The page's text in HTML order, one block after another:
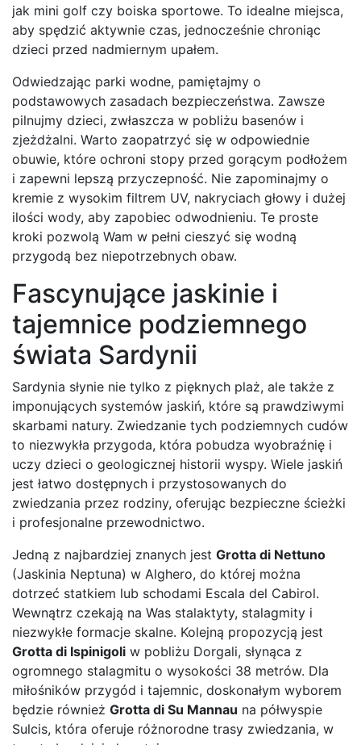
jak mini golf czy boiska sportowe. To idealne miejsca,
aby spędzić aktywnie czas, jednocześnie chroniąc
dzieci przed nadmiernym upałem.
Odwiedzając parki wodne, pamiętajmy o
podstawowych zasadach bezpieczeństwa. Zawsze
pilnujmy dzieci, zwłaszcza w pobliżu basenów i
zjeżdżalni. Warto zaopatrzyć się w odpowiednie
obuwie, które ochroni stopy przed gorącym podłożem
i zapewni lepszą przyczepność. Nie zapominajmy o
kremie z wysokim filtrem UV, nakryciach głowy i dużej
ilości wody, aby zapobiec odwodnieniu. Te proste
kroki pozwolą Wam w pełni cieszyć się wodną
przygodą bez niepotrzebnych obaw.
Fascynujące jaskinie i
tajemnice podziemnego
świata Sardynii
Sardynia słynie nie tylko z pięknych plaż, ale także z
imponujących systemów jaskiń, które są prawdziwymi
skarbami natury. Zwiedzanie tych podziemnych cudów
to niezwykła przygoda, która pobudza wyobraźnię i
uczy dzieci o geologicznej historii wyspy. Wiele jaskiń
jest łatwo dostępnych i przystosowanych do
zwiedzania przez rodziny, oferując bezpieczne ścieżki
i profesjonalne przewodnictwo.
Jedną z najbardziej znanych jest Grotta di Nettuno
(Jaskinia Neptuna) w Alghero, do której można
dotrzeć statkiem lub schodami Escala del Cabirol.
Wewnątrz czekają na Was stalaktyty, stalagmity i
niezwykłe formacje skalne. Kolejną propozycją jest
Grotta di Ispinigoli w pobliżu Dorgali, słynąca z
ogromnego stalagmitu o wysokości 38 metrów. Dla
miłośników przygód i tajemnic, doskonałym wyborem
będzie również Grotta di Su Mannau na półwyspie
Sulcis, która oferuje różnorodne trasy zwiedzania, w